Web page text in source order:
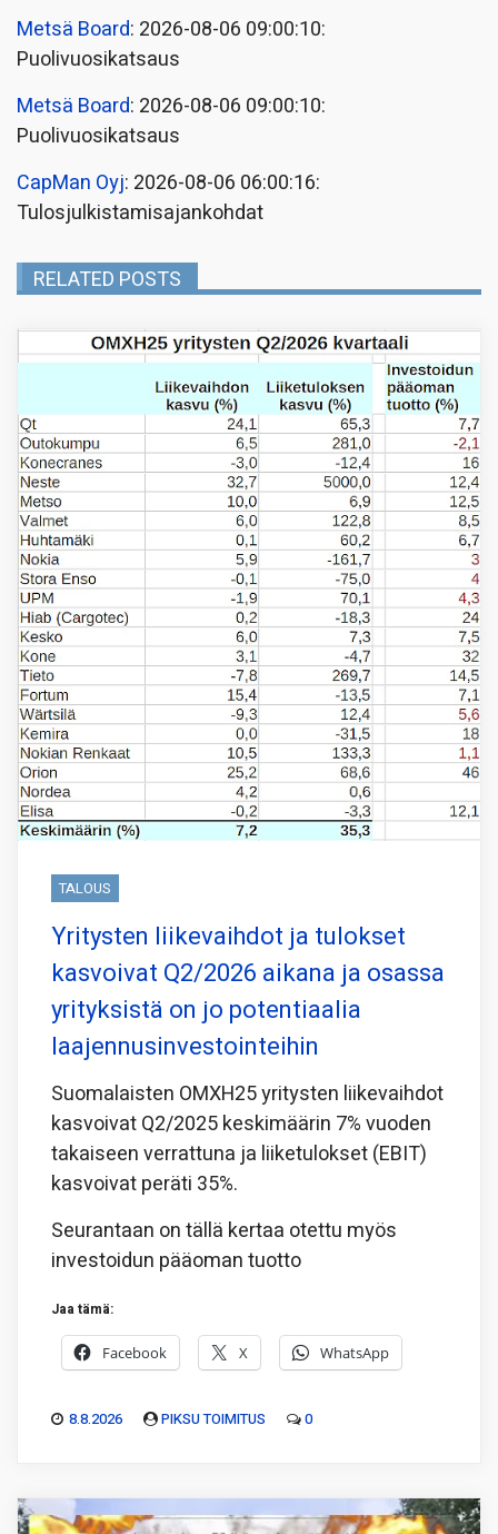
Metsä Board: 2026-08-06 09:00:10:
Puolivuosikatsaus
Metsä Board: 2026-08-06 09:00:10:
Puolivuosikatsaus
CapMan Oyj: 2026-08-06 06:00:16:
Tulosjulkistamisajankohdat
RELATED POSTS
TALOUS
Yritysten liikevaihdot ja tulokset
kasvoivat Q2/2026 aikana ja osassa
yrityksistä on jo potentiaalia
laajennusinvestointeihin
Suomalaisten OMXH25 yritysten liikevaihdot
kasvoivat Q2/2025 keskimäärin 7% vuoden
takaiseen verrattuna ja liiketulokset (EBIT)
kasvoivat peräti 35%.
Seurantaan on tällä kertaa otettu myös
investoidun pääoman tuotto
Jaa tämä:
Facebook X WhatsApp
8.8.2026 PIKSU TOIMITUS 0